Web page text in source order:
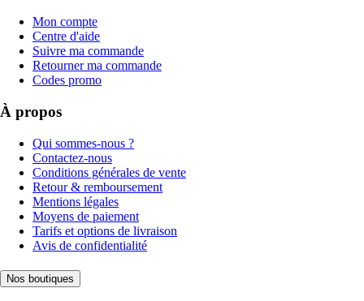
Mon compte
Centre d'aide
Suivre ma commande
Retourner ma commande
Codes promo
À propos
Qui sommes-nous ?
Contactez-nous
Conditions générales de vente
Retour & remboursement
Mentions légales
Moyens de paiement
Tarifs et options de livraison
Avis de confidentialité
Nos boutiques